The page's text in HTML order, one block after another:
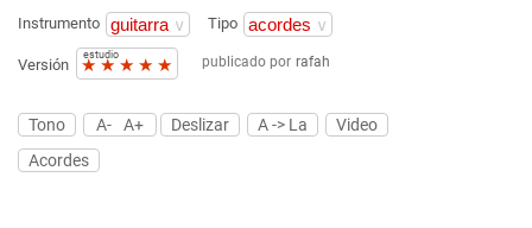
Instrumento Tipo
Versión
estudio
★ ★ ★ ★ ★ publicado por rafah
Tono A- A+ Deslizar A -> La
Video
Acordes